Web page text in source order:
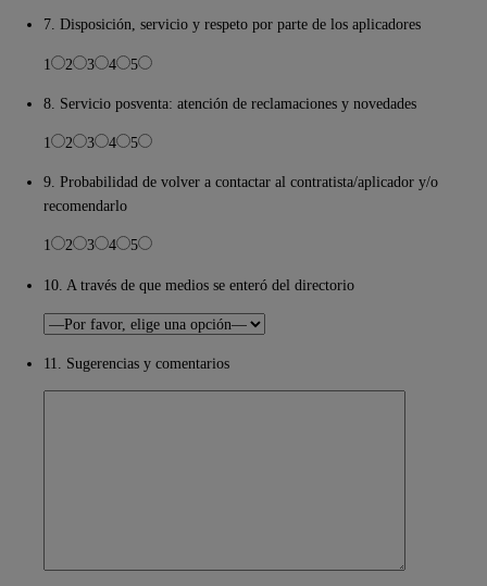
7. Disposición, servicio y respeto por parte de los aplicadores
1 2 3 4 5
8. Servicio posventa: atención de reclamaciones y novedades
1 2 3 4 5
9. Probabilidad de volver a contactar al contratista/aplicador y/o
recomendarlo
1 2 3 4 5
10. A través de que medios se enteró del directorio
11. Sugerencias y comentarios